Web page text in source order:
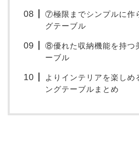
⑦極限までシンプルに作
グテーブル
⑧優れた収納機能を持つ
ーブル
よりインテリアを楽しめ
ングテーブルまとめ